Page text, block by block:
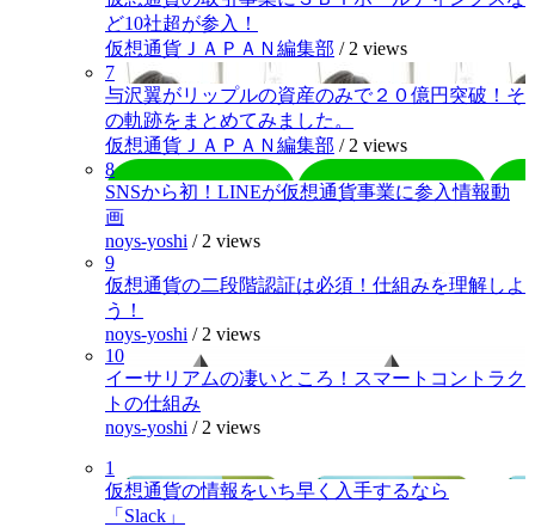
ど10社超が参入！
仮想通貨ＪＡＰＡＮ編集部 / 2 views
7
与沢翼がリップルの資産のみで２０億円突破！そ
の軌跡をまとめてみました。
仮想通貨ＪＡＰＡＮ編集部 / 2 views
8
SNSから初！LINEが仮想通貨事業に参入情報動
画
noys-yoshi / 2 views
9
仮想通貨の二段階認証は必須！仕組みを理解しよ
う！
noys-yoshi / 2 views
10
イーサリアムの凄いところ！スマートコントラク
トの仕組み
noys-yoshi / 2 views
1
仮想通貨の情報をいち早く入手するなら
「Slack」